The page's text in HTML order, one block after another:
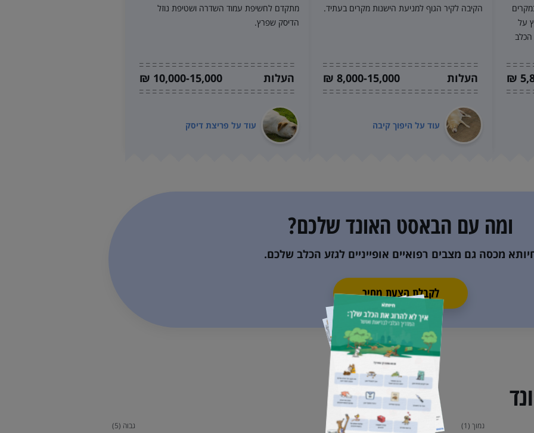
על
הכלב
הקיבה לקיר הגוף למניעת הישנות מקרים בעתיד.
העלות 8,000-15,000 ₪
עוד על היפוך קיבה
מתקדם לחשיפת עמוד השדרה ושטיפת נוזל
הדיסק שפרץ.
העלות 10,000-15,000 ₪
עוד על פריצת דיסק
ומה עם הבאסט האונדשלכם?
מכסה גם מצבים רפואיים אופייניים לגזע הכלב שלכם.
לקבלת הצעת מחיר
נמוך (1) גבוה (5)